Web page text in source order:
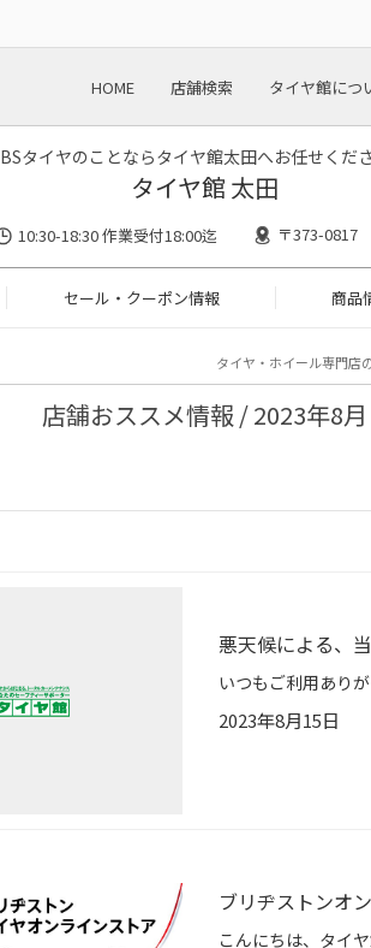
HOME 店舗検索 タイヤ館につ
BSタイヤのことならタイヤ館太田へお任せくださ
タイヤ館 太田
10:30-18:30 作業受付18:00迄 〒373-0817
セール・クーポン情報 商品
タイヤ・ホイール専門店
店舗おススメ情報 / 2023年8月
悪天候による、
2023年8月15日
ブリヂストンオ